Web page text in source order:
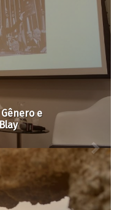
#29: Eleições
que está em jogo